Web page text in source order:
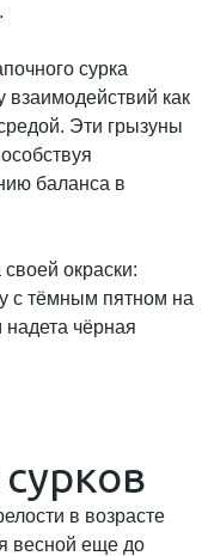
сурка
взаимодействий как
Эти грызуны
баланса в
в возрасте
весной еще до